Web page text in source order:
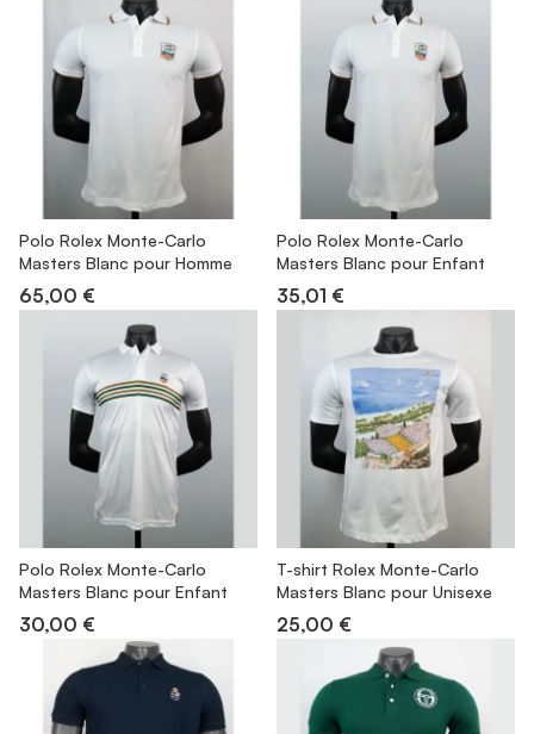
Polo Rolex Monte-Carlo
Masters Blanc pour Homme
65,00 €
Polo Rolex Monte-Carlo
Masters Blanc pour Enfant
35,01 €
Polo Rolex Monte-Carlo
Masters Blanc pour Enfant
30,00 €
T-shirt Rolex Monte-Carlo
Masters Blanc pour Unisexe
25,00 €